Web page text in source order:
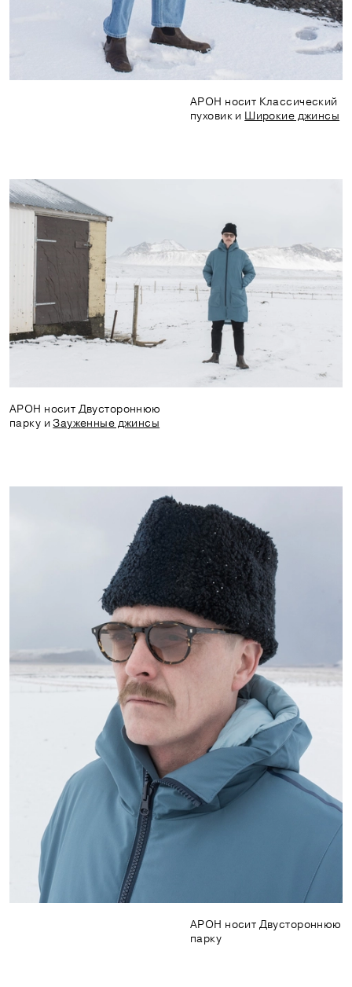
АРОН носит Классический
пуховик и Широкие джинсы
АРОН носит Двустороннюю
парку иЗауженные джинсы
АРОН носит Двустороннюю
парку